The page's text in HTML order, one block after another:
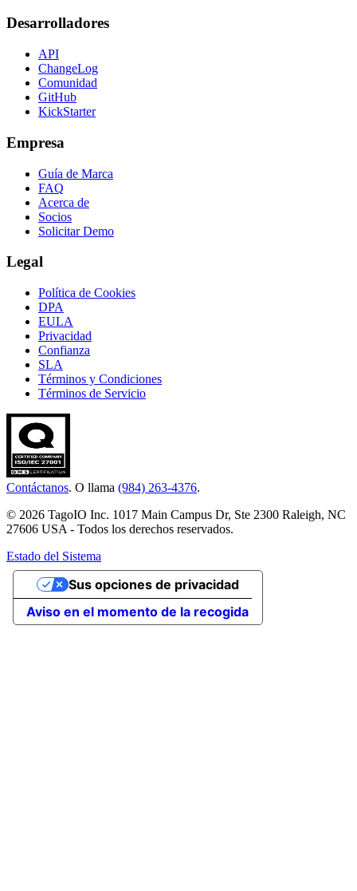
Desarrolladores
API
ChangeLog
Comunidad
GitHub
KickStarter
Empresa
Guía de Marca
FAQ
Acerca de
Socios
Solicitar Demo
Legal
Política de Cookies
DPA
EULA
Privacidad
Confianza
SLA
Términos y Condiciones
Términos de Servicio
Contáctanos. O llama (984) 263-4376.
© 2026 TagoIO Inc. 1017 Main Campus Dr, Ste 2300 Raleigh, NC
27606 USA - Todos los derechos reservados.
Estado del Sistema
Aviso en el momento de la recogida
Sus opciones de privacidad